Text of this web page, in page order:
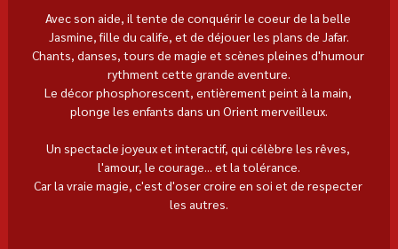
Avec son aide, il tente de conquérir le coeur de la belle
Jasmine, fille du calife, et de déjouer les plans de Jafar.
Chants, danses, tours de magie et scènes pleines d'humour
rythment cette grande aventure.
Le décor phosphorescent, entièrement peint à la main,
plonge les enfants dans un Orient merveilleux.
Un spectacle joyeux et interactif, qui célèbre les rêves,
l'amour, le courage... et la tolérance.
Car la vraie magie, c'est d'oser croire en soi et de respecter
les autres.